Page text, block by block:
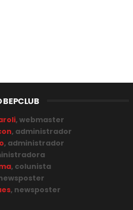
BEPCLUB
, webmaster
, administrador
, administrador
, colunista
, newsposter